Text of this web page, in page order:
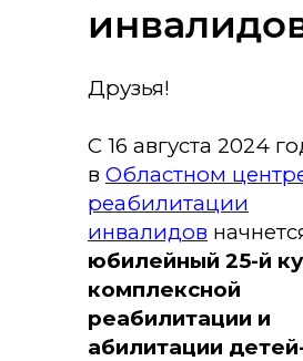
Друзья!
С 16 августа 2024
в Областном
реабилитации
инвалидов
юбилейный 25-й
комплексной
реабилитации и
абилитации